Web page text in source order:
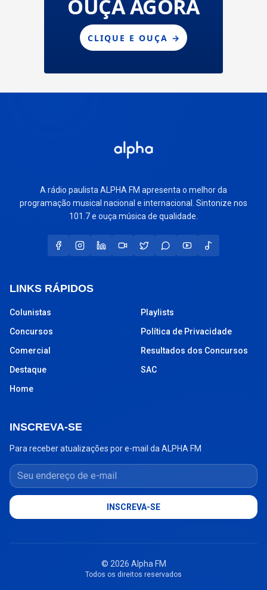
A rádio paulista ALPHA FM apresenta o melhor da
programação musical nacional e internacional. Sintonize nos
101.7 e ouça música de qualidade.
LINKS RÁPIDOS
Colunistas
Concursos
Comercial
Destaque
Home
Playlists
Política de Privacidade
Resultados dos Concursos
SAC
INSCREVA-SE
Para receber atualizações por e-mail da ALPHA FM
Seu endereço de e-mail
INSCREVA-SE
© 2026 Alpha FM
Todos os direitos reservados